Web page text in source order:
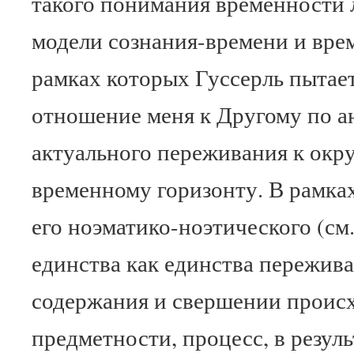
модели сознания-времени и
рамках которых Гуссерль
отношение меня к Другому по
актуального переживания к
временному горизонту. В
его ноэматико-ноэтического
единства как единства
содержания и свершении
предметности, процесс, в